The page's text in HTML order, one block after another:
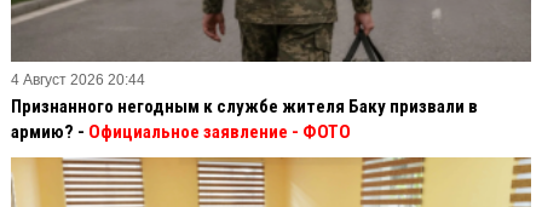
4 Август 2026 20:44
Признанного негодным к службе жителя Баку призвали в
армию? - Официальное заявление - ФОТО